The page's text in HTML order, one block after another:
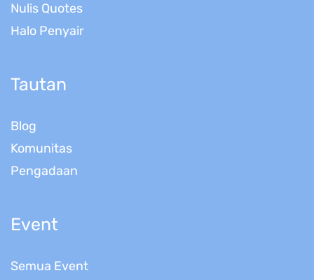
Nulis Quotes
Halo Penyair
Tautan
Blog
Komunitas
Pengadaan
Event
Semua Event